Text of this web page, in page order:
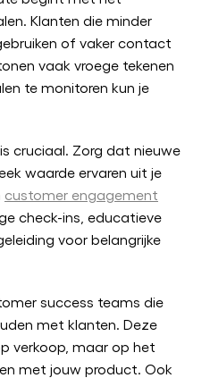
Klanten die minder
of vaker contact
vaak vroege tekenen
te monitoren kun je
cruciaal. Zorg dat nieuwe
waarde ervaren uit je
customer engagement
check-ins, educatieve
voor belangrijke
success teams die
met klanten. Deze
verkoop, maar op het
met jouw product. Ook